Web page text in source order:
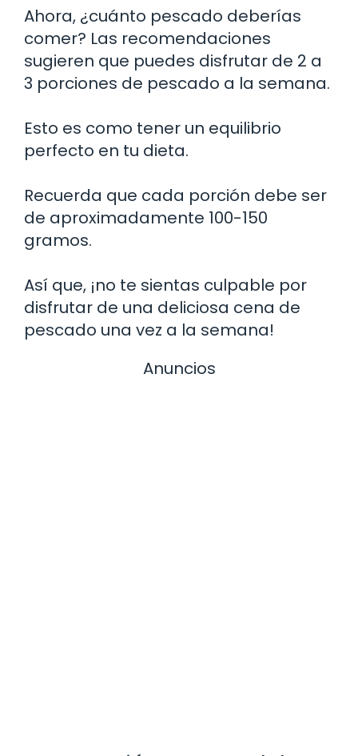
Ahora, ¿cuánto pescado deberías
comer? Las recomendaciones
sugieren que puedes disfrutar de 2 a
3 porciones de pescado a la semana.
Esto es como tener un equilibrio
perfecto en tu dieta.
Recuerda que cada porción debe ser
de aproximadamente 100-150
gramos.
Así que, ¡no te sientas culpable por
disfrutar de una deliciosa cena de
pescado una vez a la semana!
Anuncios